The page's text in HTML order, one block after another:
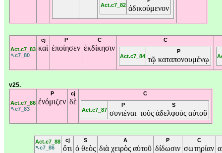
Act.c7_82 ἀδικούμενον
Act.c7_83
↖c7_80
cj
καὶ
P
ἐποίησεν
C
ἐκδίκησιν
C
Act.c7_84
P
τῷ καταπονουμένῳ
v25.
Act.c7_86
↖c7_83
P
ἐνόμιζεν
cj
δὲ
C
Act.c7_87
P
συνιέναι
S
τοὺς ἀδελφοὺς αὐτοῦ
Act.c7_88
↖c7_86
cj
ὅτι
S
ὁ θεὸς
A
διὰ χειρὸς αὐτοῦ
P
δίδωσιν
C
σωτηρίαν